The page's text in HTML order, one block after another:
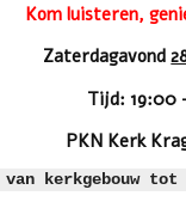
Kom luisteren,
Zaterdagavond
Tijd: 19:00
PKN Kerk
van kerkgebouw